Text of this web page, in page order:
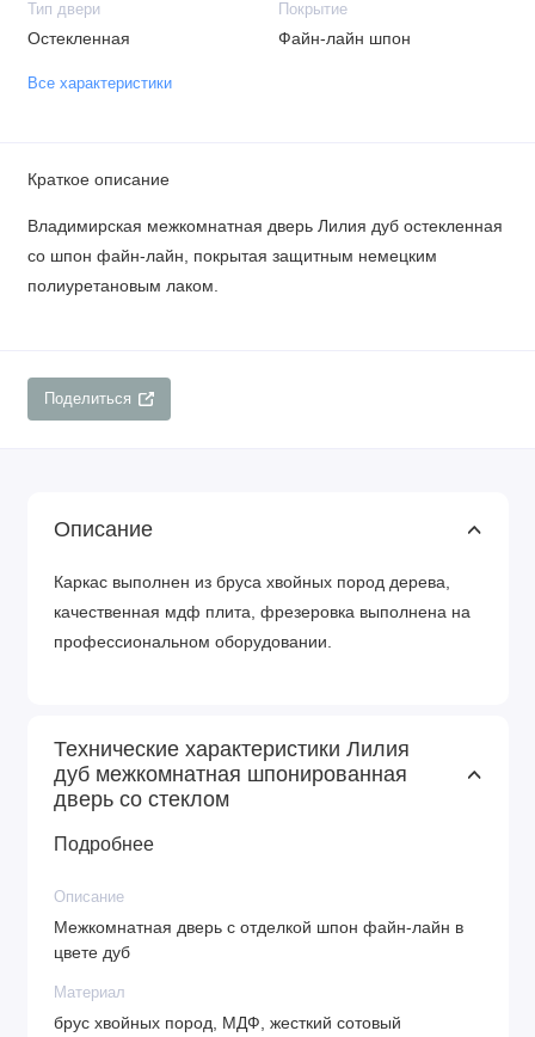
Тип двери
Остекленная
Покрытие
Файн-лайн шпон
Все характеристики
Краткое описание
Владимирская межкомнатная дверь Лилия дуб остекленная
со шпон файн-лайн, покрытая защитным немецким
полиуретановым лаком.
Поделиться
Описание
Каркас выполнен из бруса хвойных пород дерева,
качественная мдф плита, фрезеровка выполнена на
профессиональном оборудовании.
Технические характеристики Лилия
дуб межкомнатная шпонированная
дверь со стеклом
Подробнее
Описание
Межкомнатная дверь с отделкой шпон файн-лайн в
цвете дуб
Материал
брус хвойных пород, МДФ, жесткий сотовый